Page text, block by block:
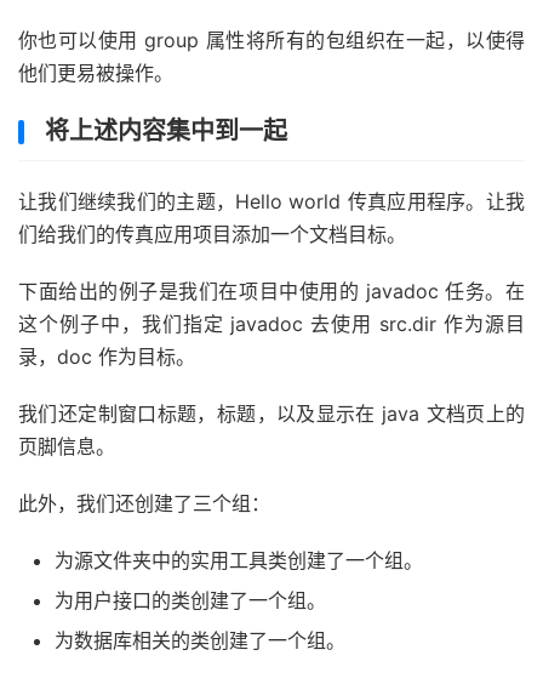
你也可以使用 group 属性将所有的包组织在一起，以使得
他们更易被操作。
将上述内容集中到一起
让我们继续我们的主题，Hello world 传真应用程序。让我
们给我们的传真应用项目添加一个文档目标。
下面给出的例子是我们在项目中使用的 javadoc 任务。在
这个例子中，我们指定 javadoc 去使用 src.dir 作为源目
录，doc 作为目标。
我们还定制窗口标题，标题，以及显示在 java 文档页上的
页脚信息。
此外，我们还创建了三个组：
为源文件夹中的实用工具类创建了一个组。
为用户接口的类创建了一个组。
为数据库相关的类创建了一个组。